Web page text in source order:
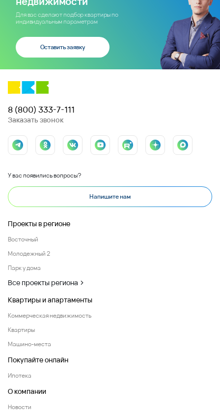
Для вас сделают подбор квартиры по
индивидуальным параметрам
Оставить заявку
8 (800) 333-7-111
Заказать звонок
У вас появились вопросы?
Напишите нам
Проекты в регионе
Восточный
Молодежный 2
Парк у дома
Все проекты региона
Квартиры и апартаменты
Коммерческая недвижимость
Квартиры
Машино-места
Покупайте онлайн
Ипотека
О компании
Новости